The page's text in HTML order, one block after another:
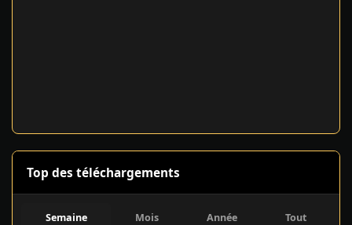
Top des téléchargements
Semaine Mois Année Tout